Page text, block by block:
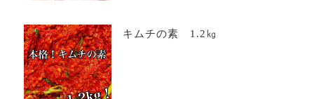
キムチの素 1.2㎏